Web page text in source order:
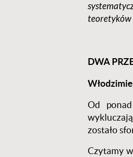
teoretyków
DWA
Od
zostało
Czytamy